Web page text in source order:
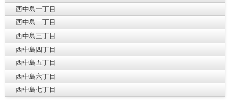
西中島一丁目
西中島二丁目
西中島三丁目
西中島四丁目
西中島五丁目
西中島六丁目
西中島七丁目